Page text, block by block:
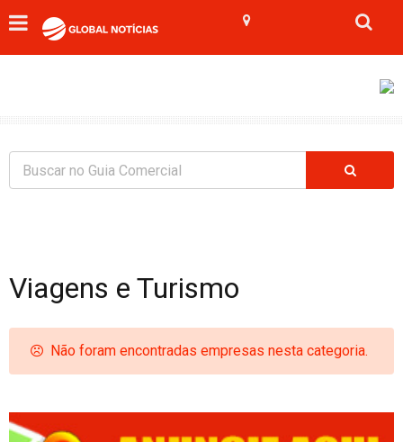
Viagens e Turismo
Não foram encontradas empresas nesta categoria.